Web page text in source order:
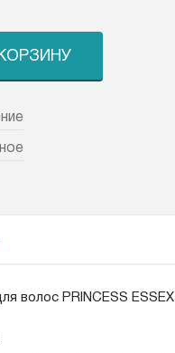
волос PRINCESS ESSEX